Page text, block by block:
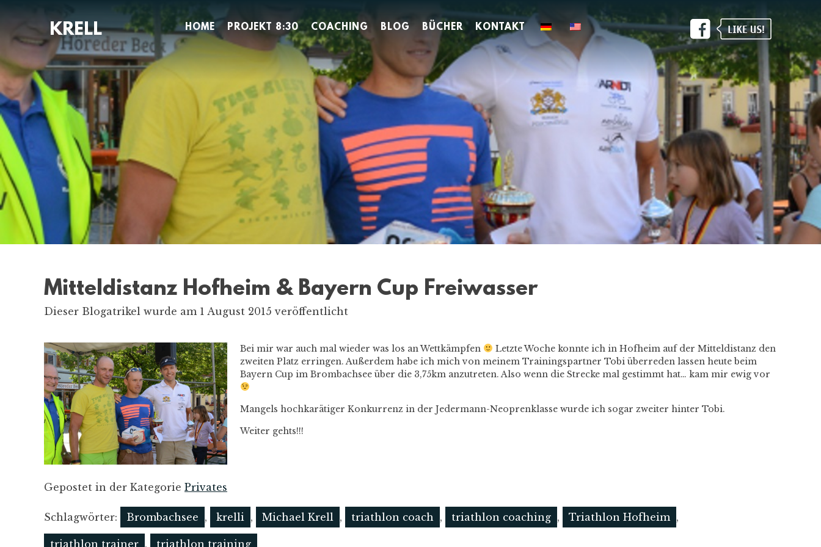
springen
HOME PROJEKT 8:30 COACHING BLOG BÜCHER KONTAKT
Mitteldistanz Hofheim & Bayern Cup Freiwasser
Dieser Blogatrikel wurde am 1 August 2015 veröffentlicht
Bei mir war auch mal wieder was los an Wettkämpfen
Letzte Woche konnte ich in Hofheim auf der Mitteldistanz den
zweiten Platz erringen. Außerdem habe ich mich von meinem Trainingspartner Tobi überreden lassen heute beim
Bayern Cup im Brombachsee über die 3,75km anzutreten. Also wenn die Strecke mal gestimmt hat… kam mir ewig vor
Mangels hochkarätiger Konkurrenz in der Jedermann-Neoprenklasse wurde ich sogar zweiter hinter Tobi.
Weiter gehts!!!
Gepostet in der Kategorie Privates
Schlagwörter: Brombachsee , krelli , Michael Krell , triathlon coach , triathlon coaching , Triathlon Hofheim ,
triathlon trainer , triathlon training